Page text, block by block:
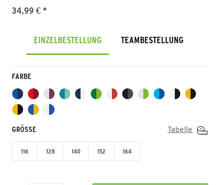
34,99 € *
EINZELBESTELLUNG TEAMBESTELLUNG
FARBE
GRÖSSE Tabelle
116 128 140 152 164